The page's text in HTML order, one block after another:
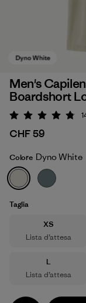
Dyno White
Men's
Boardshort
CHF 59
Colore Dyno White
Taglia
Taglia
XS
Lista d’attesa
Taglia
L
Lista d’attesa